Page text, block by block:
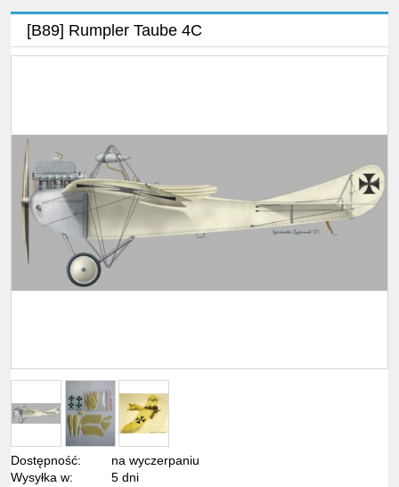
[B89] Rumpler Taube 4C
Dostępność:
na wyczerpaniu
Wysyłka w:
5 dni